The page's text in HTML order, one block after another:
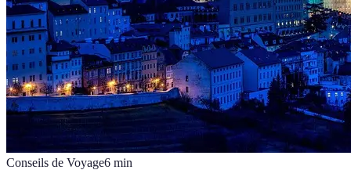
Conseils de Voyage6 min